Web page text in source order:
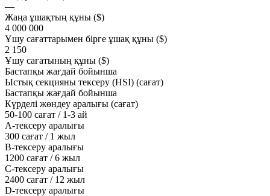
—
Жаңа ұшақтың құны ($)
4 000 000
Ұшу сағаттарымен бірге ұшақ құны ($)
2 150
Ұшу сағатының құны ($)
Бастапқы жағдай бойынша
Ыстық секцияны тексеру (HSI) (сағат)
Бастапқы жағдай бойынша
Күрделі жөндеу аралығы (сағат)
50-100 сағат / 1-3 ай
A-тексеру аралығы
300 сағат / 1 жыл
B-тексеру аралығы
1200 сағат / 6 жыл
C-тексеру аралығы
2400 сағат / 12 жыл
D-тексеру аралығы